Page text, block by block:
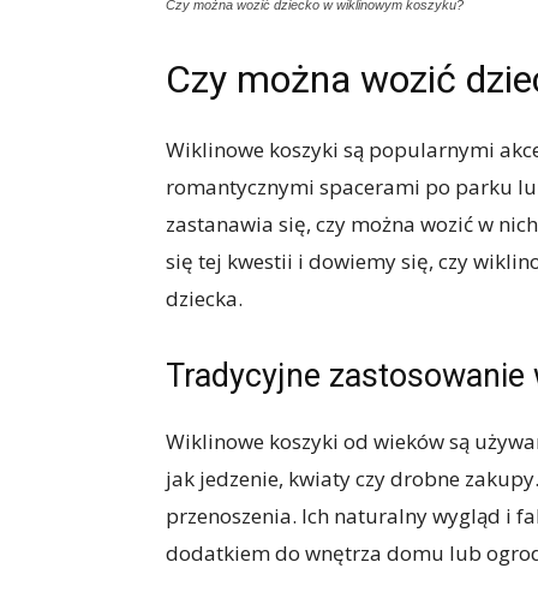
Czy można wozić dziecko w wiklinowym koszyku?
Czy można wozić
Wiklinowe koszyki są popularnymi
romantycznymi spacerami po parku
zastanawia się, czy można wozić w
się tej kwestii i dowiemy się, czy
dziecka.
Tradycyjne
Wiklinowe koszyki od wieków są
jak jedzenie, kwiaty czy drobne
przenoszenia. Ich naturalny wygląd i
dodatkiem do wnętrza domu lub